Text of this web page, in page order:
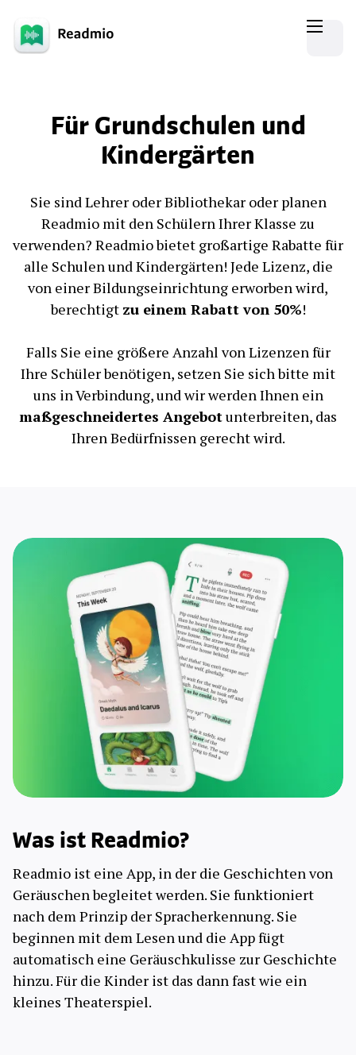
Für Grundschulen und
Kindergärten
Sie sind Lehrer oder Bibliothekar oder planen
Readmio mit den Schülern Ihrer Klasse zu
verwenden? Readmio bietet großartige Rabatte für
alle Schulen und Kindergärten! Jede Lizenz, die
von einer Bildungseinrichtung erworben wird,
berechtigt zu einem Rabatt von 50%!
Falls Sie eine größere Anzahl von Lizenzen für
Ihre Schüler benötigen, setzen Sie sich bitte mit
uns in Verbindung, und wir werden Ihnen ein
maßgeschneidertes Angebotunterbreiten, das
Ihren Bedürfnissen gerecht wird.
Was ist Readmio?
Readmio ist eine App, in der die Geschichten von
Geräuschen begleitet werden. Sie funktioniert
nach dem Prinzip der Spracherkennung. Sie
beginnen mit dem Lesen und die App fügt
automatisch eine Geräuschkulisse zur Geschichte
hinzu. Für die Kinder ist das dann fast wie ein
kleines Theaterspiel.